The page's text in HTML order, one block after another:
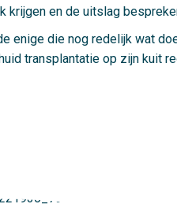
krijgen en de uitslag
enige die nog redelijk wat
transplantatie op zijn kuit